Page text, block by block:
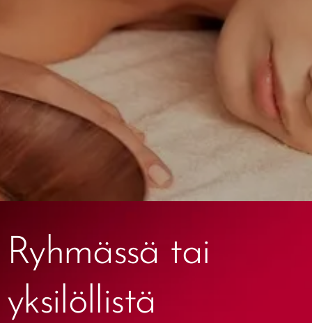
Ryhmässä tai
yksilöllistä